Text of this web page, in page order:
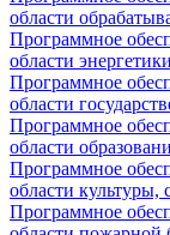
области
Программное
области
Программное
области
Программное
области
Программное
области культуры,
Программное